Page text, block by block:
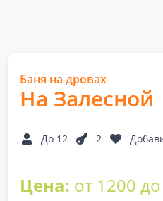
Баня на дровах
На Залесной
До 12 2
Цена: от 1200